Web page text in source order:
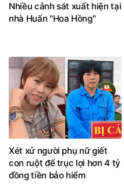
Nhiều cảnh sát xuất hiện tại
nhà Huấn "Hoa Hồng"
Xét xử người phụ nữ giết
con ruột để trục lợi hơn 4 tỷ
đồng tiền bảo hiểm